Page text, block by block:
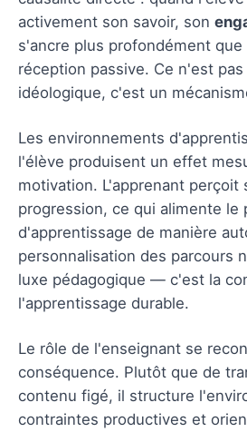
activement son savoir, son
s'ancre plus profondément
réception passive. Ce n'est
idéologique, c'est un
Les environnements
l'élève produisent un effet
motivation. L'apprenant perçoit
progression, ce qui alimente le
d'apprentissage de manière
personnalisation des parcours
luxe pédagogique — c'est la
l'apprentissage durable.
Le rôle de l'enseignant se
conséquence. Plutôt que de
contenu figé, il structure
contraintes productives et